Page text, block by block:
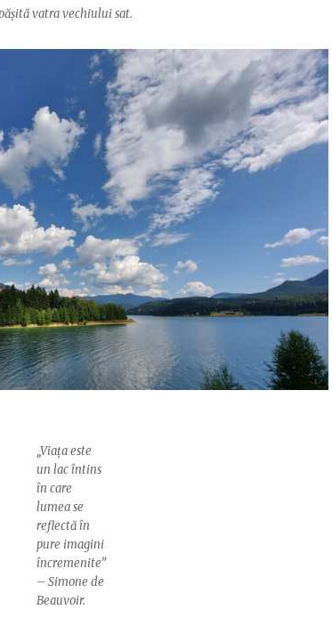
vatra vechiului sat.
„Viața este
un lac întins
în care
lumea se
reflectă în
pure imagini
încremenite”
– Simone de
Beauvoir.